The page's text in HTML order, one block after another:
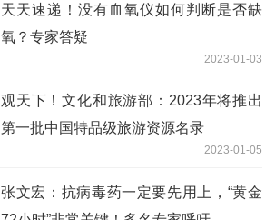
天天速递！没有血氧仪如何判断是否缺
氧？专家答疑
2023-01-03
观天下！文化和旅游部：2023年将推出
第一批中国特品级旅游资源名录
2023-01-05
张文宏：抗病毒药一定要先用上，“黄金